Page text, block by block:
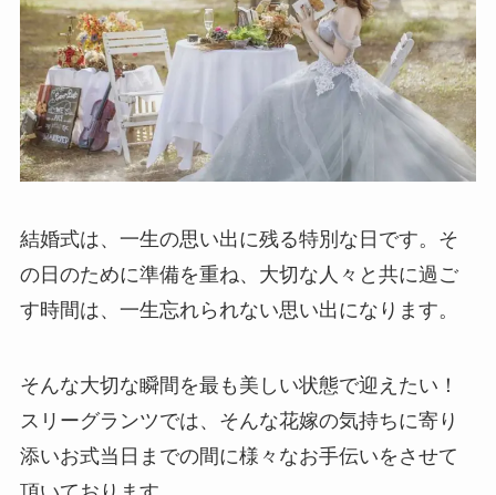
結婚式は、一生の思い出に残る特別な日です。そ
の日のために準備を重ね、大切な人々と共に過ご
す時間は、一生忘れられない思い出になります。
そんな大切な瞬間を最も美しい状態で迎えたい！
スリーグランツでは、そんな花嫁の気持ちに寄り
添いお式当日までの間に様々なお手伝いをさせて